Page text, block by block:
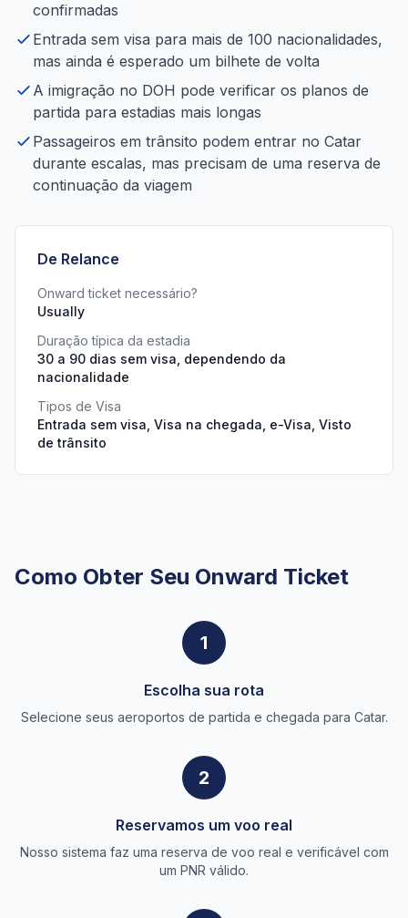
confirmadas
Entrada sem visa para mais de 100 nacionalidades,
mas ainda é esperado um bilhete de volta
A imigração no DOH pode verificar os planos de
partida para estadias mais longas
Passageiros em trânsito podem entrar no Catar
durante escalas, mas precisam de uma reserva de
continuação da viagem
De Relance
Onward ticket necessário?
Usually
Duração típica da estadia
30 a 90 dias sem visa, dependendo da
nacionalidade
Tipos de Visa
Entrada sem visa, Visa na chegada, e-Visa, Visto
de trânsito
Como Obter Seu Onward Ticket
1
Escolha sua rota
Selecione seus aeroportos de partida e chegada para Catar.
2
Reservamos um voo real
Nosso sistema faz uma reserva de voo real e verificável com
um PNR válido.